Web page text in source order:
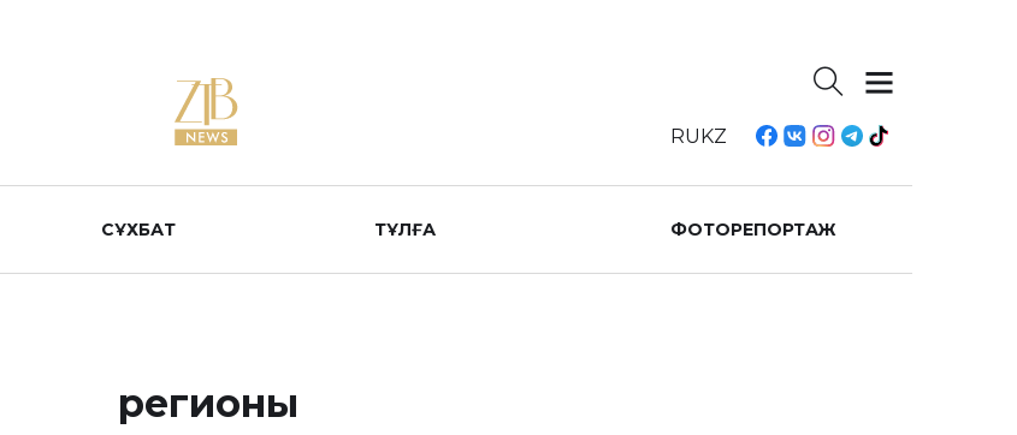
RUKZ
СҰХБАТ ТҰЛҒА ФОТОРЕПОРТАЖ
регионы